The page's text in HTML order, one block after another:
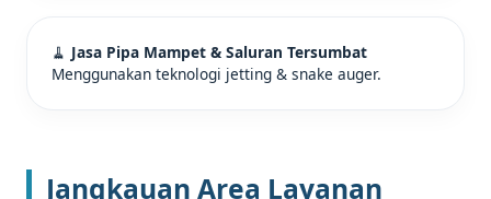
🧹 Jasa Pipa Mampet & Saluran Tersumbat
Menggunakan teknologi jetting & snake auger.
Jangkauan Area Layanan